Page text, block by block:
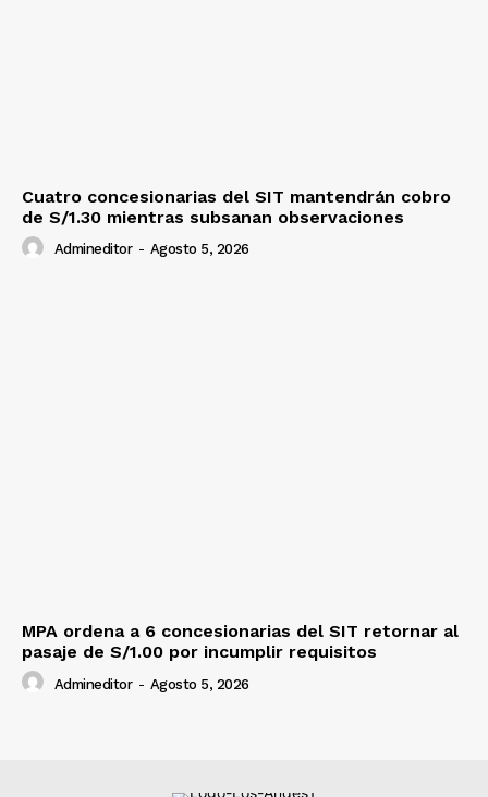
Cuatro concesionarias del SIT mantendrán cobro
de S/1.30 mientras subsanan observaciones
Admineditor - Agosto 5, 2026
MPA ordena a 6 concesionarias del SIT retornar al
pasaje de S/1.00 por incumplir requisitos
Admineditor - Agosto 5, 2026